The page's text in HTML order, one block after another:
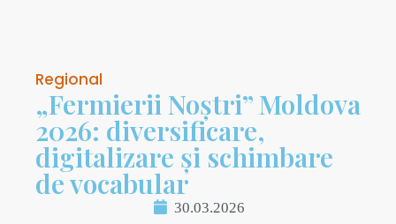
Regional
„Fermierii Noștri” Moldova
2026: diversificare,
digitalizare și schimbare
de vocabular
30.03.2026